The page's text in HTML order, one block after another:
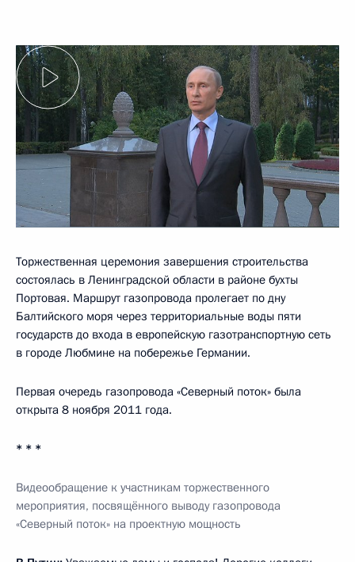
Торжественная церемония завершения строительства
состоялась в Ленинградской области в районе бухты
Портовая. Маршрут газопровода пролегает по дну
Балтийского моря через территориальные воды пяти
государств до входа в европейскую газотранспортную сеть
в городе Любмине на побережье Германии.
Первая очередь газопровода «Северный поток» была
открыта 8 ноября 2011 года.
* * *
Видеообращение к участникам торжественного
мероприятия, посвящённого выводу газопровода
«Северный поток» на проектную мощность